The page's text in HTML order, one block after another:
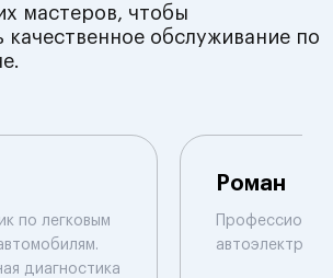
мастеров, чтобы
качественное обслуживание по
по легковым
диагностика
Роман
автоэлектрик